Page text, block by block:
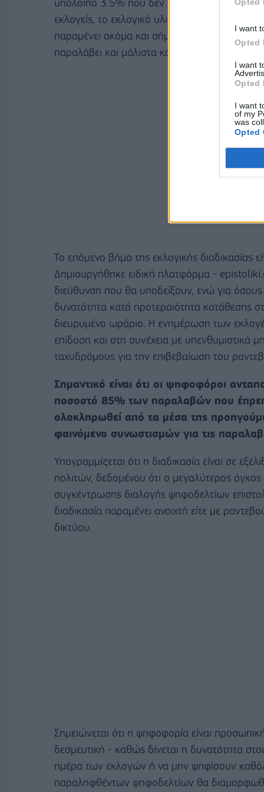
I want
Opted
I want
Opted
I want
of my
was
Opted
εκλογείς, το εκλογικό υλικό, ακολουθώντας
παραμένει ακόμα και σήμερα στα
παραλάβει και μάλιστα κατά προτεραιότητα.
Το επόμενο βήμα της εκλογικής διαδικασίας
Δημιουργήθηκε ειδική πλατφόρμα -
διεύθυνση που θα υποδείξουν, ενώ για όσους
δυνατότητα κατά προτεραιότητα κατάθεσης
διευρυμένο ωράριο. Η ενημέρωση των
επίδοση και στη συνέχεια με υπενθυμιστικά
ταχυδρόμους για την επιβεβαίωση του
Σημαντικό είναι ότι οι ψηφοφόροι
ποσοστό 85% των παραλαβών που
ολοκληρωθεί από τα μέσα της
φαινόμενο συνωστισμών για τις
Υπογραμμίζεται ότι η διαδικασία είναι σε
πολιτών, δεδομένου ότι ο μεγαλύτερος
συγκέντρωσης διαλογής ψηφοδελτίων
διαδικασία παραμένει ανοιχτή είτε με
δικτύου.
Σημειώνεται ότι η ψηφοφορία είναι
δεσμευτική - καθώς δίνεται η δυνατότητα
ημέρα των εκλογών ή να μην ψηφίσουν
παραληφθέντων ψηφοδελτίων θα